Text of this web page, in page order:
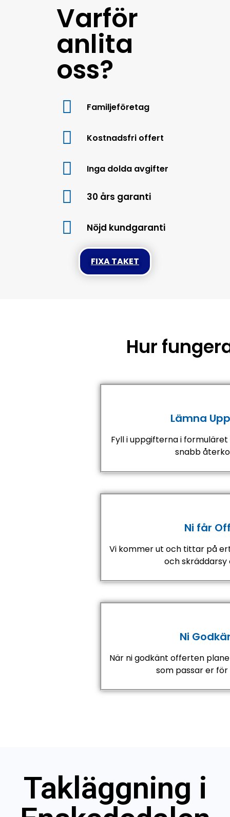
Varför
anlita
oss?
Familjeföretag
Kostnadsfri offert
Inga dolda avgifter
30 års garanti
Nöjd kundgaranti
FIXA TAKET
Hur
Lämna
Fyll i uppgifterna i
snabb
Ni får
Vi kommer ut och tittar på
ochskräddarsy
Ni
När ni godkänt offerten
som passar er
Takläggning i